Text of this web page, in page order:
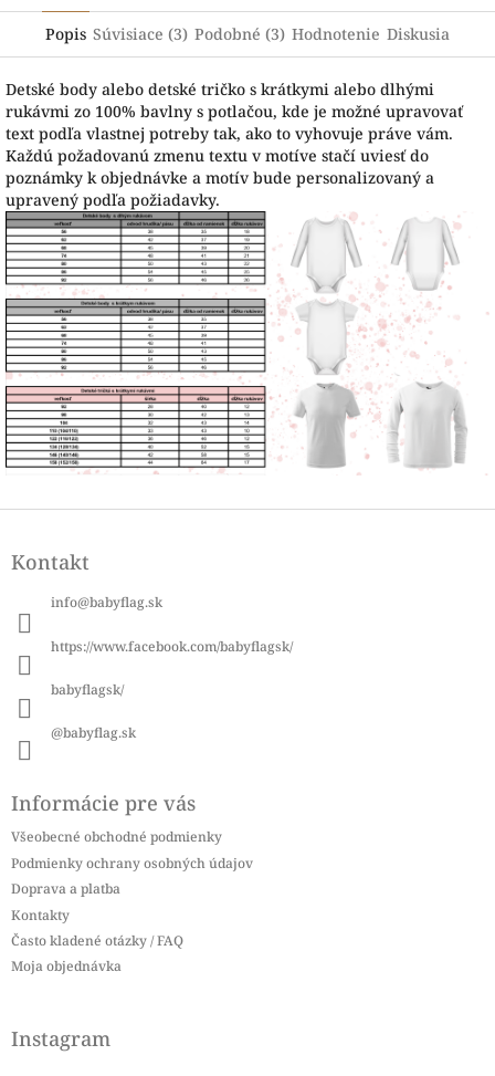
Popis Súvisiace (3) Podobné (3) Hodnotenie Diskusia
Detské body alebo detské tričko s krátkymi alebo dlhými
rukávmi zo 100% bavlny s potlačou, kde je možné upravovať
text podľa vlastnej potreby tak, ako to vyhovuje práve vám.
Každú požadovanú zmenu textu v motíve stačí uviesť do
poznámky k objednávke a motív bude personalizovaný a
upravený podľa požiadavky.
pKontakt
info@babyflag.sk
https://www.facebook.com/babyflagsk/
babyflagsk/
@babyflag.sk
Informácie pre vás
Všeobecné obchodné podmienky
Podmienky ochrany osobných údajov
Doprava a platba
Kontakty
Často kladené otázky / FAQ
Moja objednávka
Instagram